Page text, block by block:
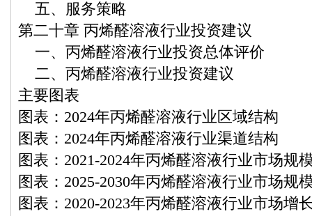
五、服务策略
第二十章 丙烯醛溶液行业投资建议
一、丙烯醛溶液行业投资总体评价
二、丙烯醛溶液行业投资建议
主要图表
图表：2024年丙烯醛溶液行业区域结构
图表：2024年丙烯醛溶液行业渠道结构
图表：2021-2024年丙烯醛溶液行业市场规
图表：2025-2030年丙烯醛溶液行业市场规
图表：2020-2023年丙烯醛溶液行业市场增